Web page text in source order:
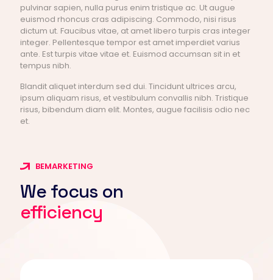
pulvinar sapien, nulla purus enim tristique ac. Ut augue
euismod rhoncus cras adipiscing. Commodo, nisi risus
dictum ut. Faucibus vitae, at amet libero turpis cras integer
integer. Pellentesque tempor est amet imperdiet varius
ante. Est turpis vitae vitae et. Euismod accumsan sit in et
tempus nibh.
Blandit aliquet interdum sed dui. Tincidunt ultrices arcu,
ipsum aliquam risus, et vestibulum convallis nibh. Tristique
risus, bibendum diam elit. Montes, augue facilisis odio nec
et.
BEMARKETING
We focus on
efficiency